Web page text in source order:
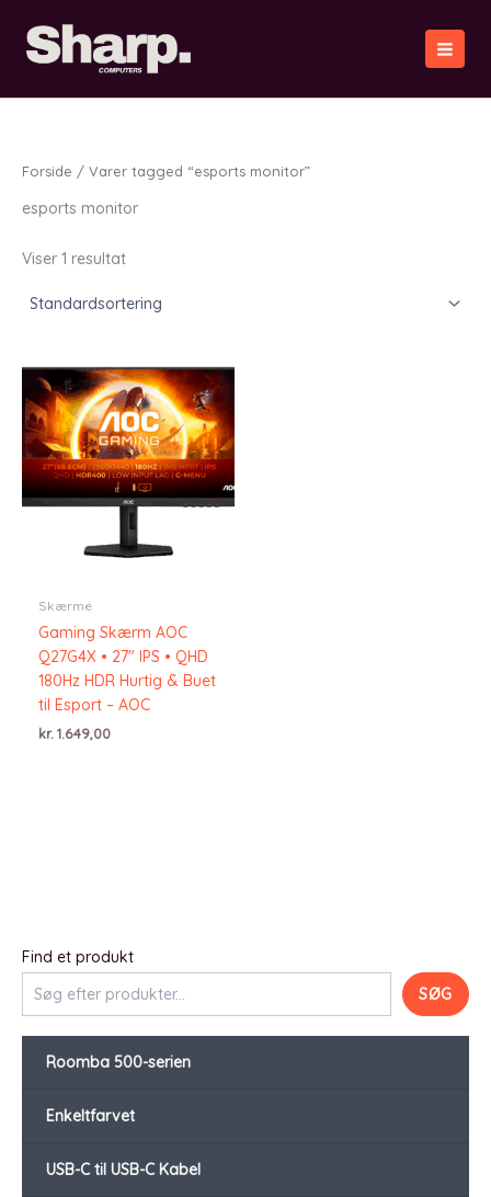
indholdet
Find et produkt
SØG
Roomba 500-serien
Enkeltfarvet
USB-C til USB-C Kabel
Forside / Varer tagged “esports monitor”
esports monitor
Viser 1 resultat
Skærme
Gaming Skærm AOC
Q27G4X • 27″ IPS • QHD
180Hz HDR Hurtig & Buet
til Esport – AOC
kr. 1.649,00